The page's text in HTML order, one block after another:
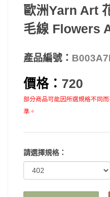
歐洲Yarn Art
毛線 Flowers
產品編號：
價格： 720
部分商品可能因所選規格不同
準。
請選擇規格：